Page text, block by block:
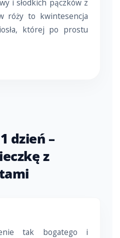
i słodkich pączków z
róży to kwintesencja
której po prostu
dzień –
z
tak bogatego i